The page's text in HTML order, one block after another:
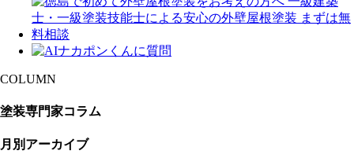
COLUMN
塗装専門家コラム
月別アーカイブ